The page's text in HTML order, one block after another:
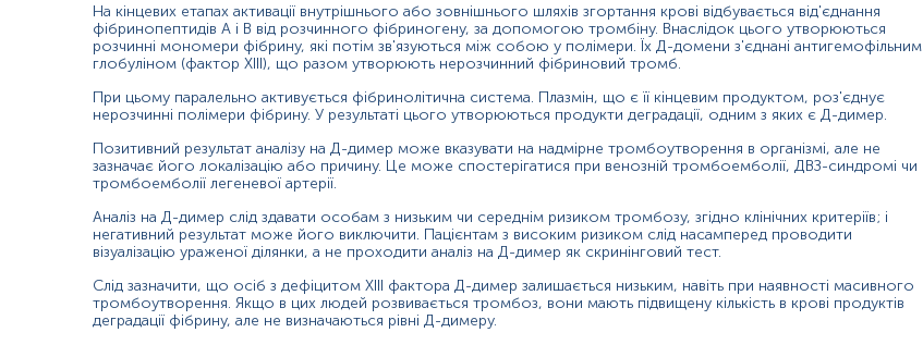
ДВЗ-синдром.
Інші включають;
розшарування аорти;
еклампсія, прееклампсія;
злоякісні новоутворення;
хірургічні втручання або травми;
інфекційно-запальні захворювання;
гострі алергічні реакції;
На кінцевих етапах активації внутрішнього або зовнішнього шляхів згортання крові відбувається від'єднання
фібринопептидів А і В від розчинного фібриногену, за допомогою тромбіну. Внаслідок цього утворюються
розчинні мономери фібрину, які потім зв'язуються між собою у полімери. Їх Д-домени з'єднані антигемофільним
глобуліном (фактор XIII), що разом утворюють нерозчинний фібриновий тромб.
При цьому паралельно активується фібринолітична система. Плазмін, що є її кінцевим продуктом, роз'єднує
нерозчинні полімери фібрину. У результаті цього утворюються продукти деградації, одним з яких є Д-димер.
Позитивний результат аналізу на Д-димер може вказувати на надмірне тромбоутворення в організмі, але не
зазначає його локалізацію або причину. Це може спостерігатися при венозній тромбоемболії, ДВЗ-синдромі чи
тромбоемболії легеневої артерії.
Аналіз на Д-димер слід здавати особам з низьким чи середнім ризиком тромбозу, згідно клінічних критеріїв; і
негативний результат може його виключити. Пацієнтам з високим ризиком слід насамперед проводити
візуалізацію ураженої ділянки, а не проходити аналіз на Д-димер як скринінговий тест.
Слід зазначити, що осіб з дефіцитом XIII фактора Д-димер залишається низьким, навіть при наявності масивного
тромбоутворення. Якщо в цих людей розвивається тромбоз, вони мають підвищену кількість в крові продуктів
деградації фібрину, але не визначаються рівні Д-димеру.